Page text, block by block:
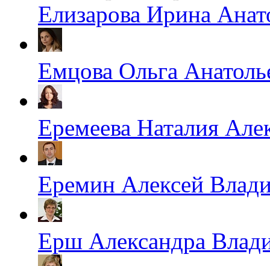
Елизарова Ирина
Емцова Ольга
Еремеева Наталия
Еремин Алексей
Ерш Александра